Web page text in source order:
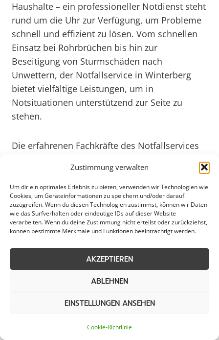
Zustimmung verwalten
Um dir ein optimales Erlebnis zu bieten, verwenden wir Technologien wie
Cookies, um Geräteinformationen zu speichern und/oder darauf
zuzugreifen. Wenn du diesen Technologien zustimmst, können wir Daten
wie das Surfverhalten oder eindeutige IDs auf dieser Website
verarbeiten. Wenn du deine Zustimmung nicht erteilst oder zurückziehst,
können bestimmte Merkmale und Funktionen beeinträchtigt werden.
AKZEPTIEREN
ABLEHNEN
EINSTELLUNGEN ANSEHEN
Cookie-Richtlinie
Haushalte – ein professioneller Notdienst steht
rund um die Uhr zur Verfügung, um Probleme
schnell und effizient zu lösen. Vom schnellen
Einsatz bei Rohrbrüchen bis hin zur
Beseitigung von Sturmschäden nach
Unwettern, der Notfallservice in Winterberg
bietet vielfältige Leistungen, um in
Notsituationen unterstützend zur Seite zu
stehen.
Die erfahrenen Fachkräfte des Notfallservices
in Winterberg sind darauf spezialisiert, schnell
und gezielt auf unterschiedlichste Notfälle zu
reagieren. Mit modernster Ausrüstung und
einem breiten Fachwissen ausgestattet,
gewährleisten sie eine professionelle
Abwicklung und schnelle Problemlösungen.
sowohl von Gewerbebetrieben als auch von
privaten Haushalten geprägt ist, spielt ein
effizienter Notdienst eine entscheidende Rolle.
dem neuesten Stand, um den Anforderungen